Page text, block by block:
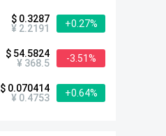
$ 0.3287
¥ 2.2191
+0.27%
$ 54.5824
¥ 368.5
-3.51%
$ 0.070414
¥ 0.4753
+0.64%